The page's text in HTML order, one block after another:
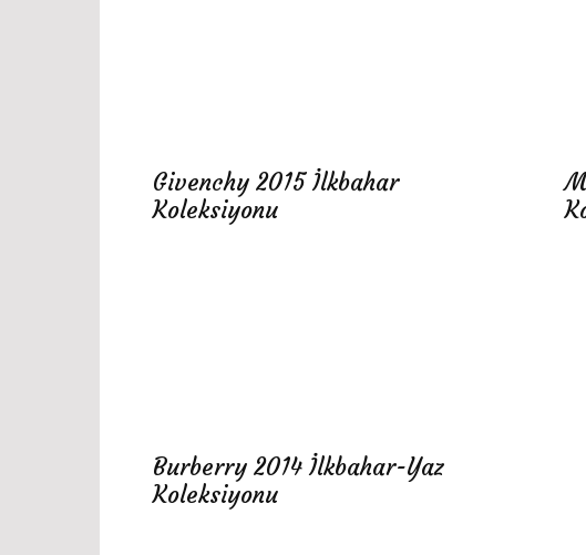
Givenchy 2015 İlkbahar
Koleksiyonu
Burberry 2014 İlkbahar-Yaz
Koleksiyonu